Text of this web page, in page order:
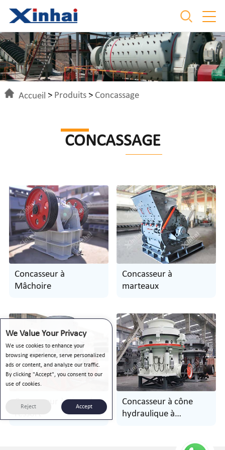
Accueil > Produits > Concassage
CONCASSAGE
Concasseur à
Mâchoire
Concasseur à
marteaux
Concasseur à cône de
Concasseur à cône
hydraulique à
We Value Your Privacy
We use cookies to enhance your
browsing experience, serve personalized
ads or content, and analyze our traffic.
By clicking "Accept", you consent to our
use of cookies.
Reject Accept